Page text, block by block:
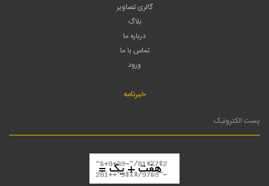
گالری تصاویر
بلاگ
درباره ما
تماس با ما
ورود
خبرنامه